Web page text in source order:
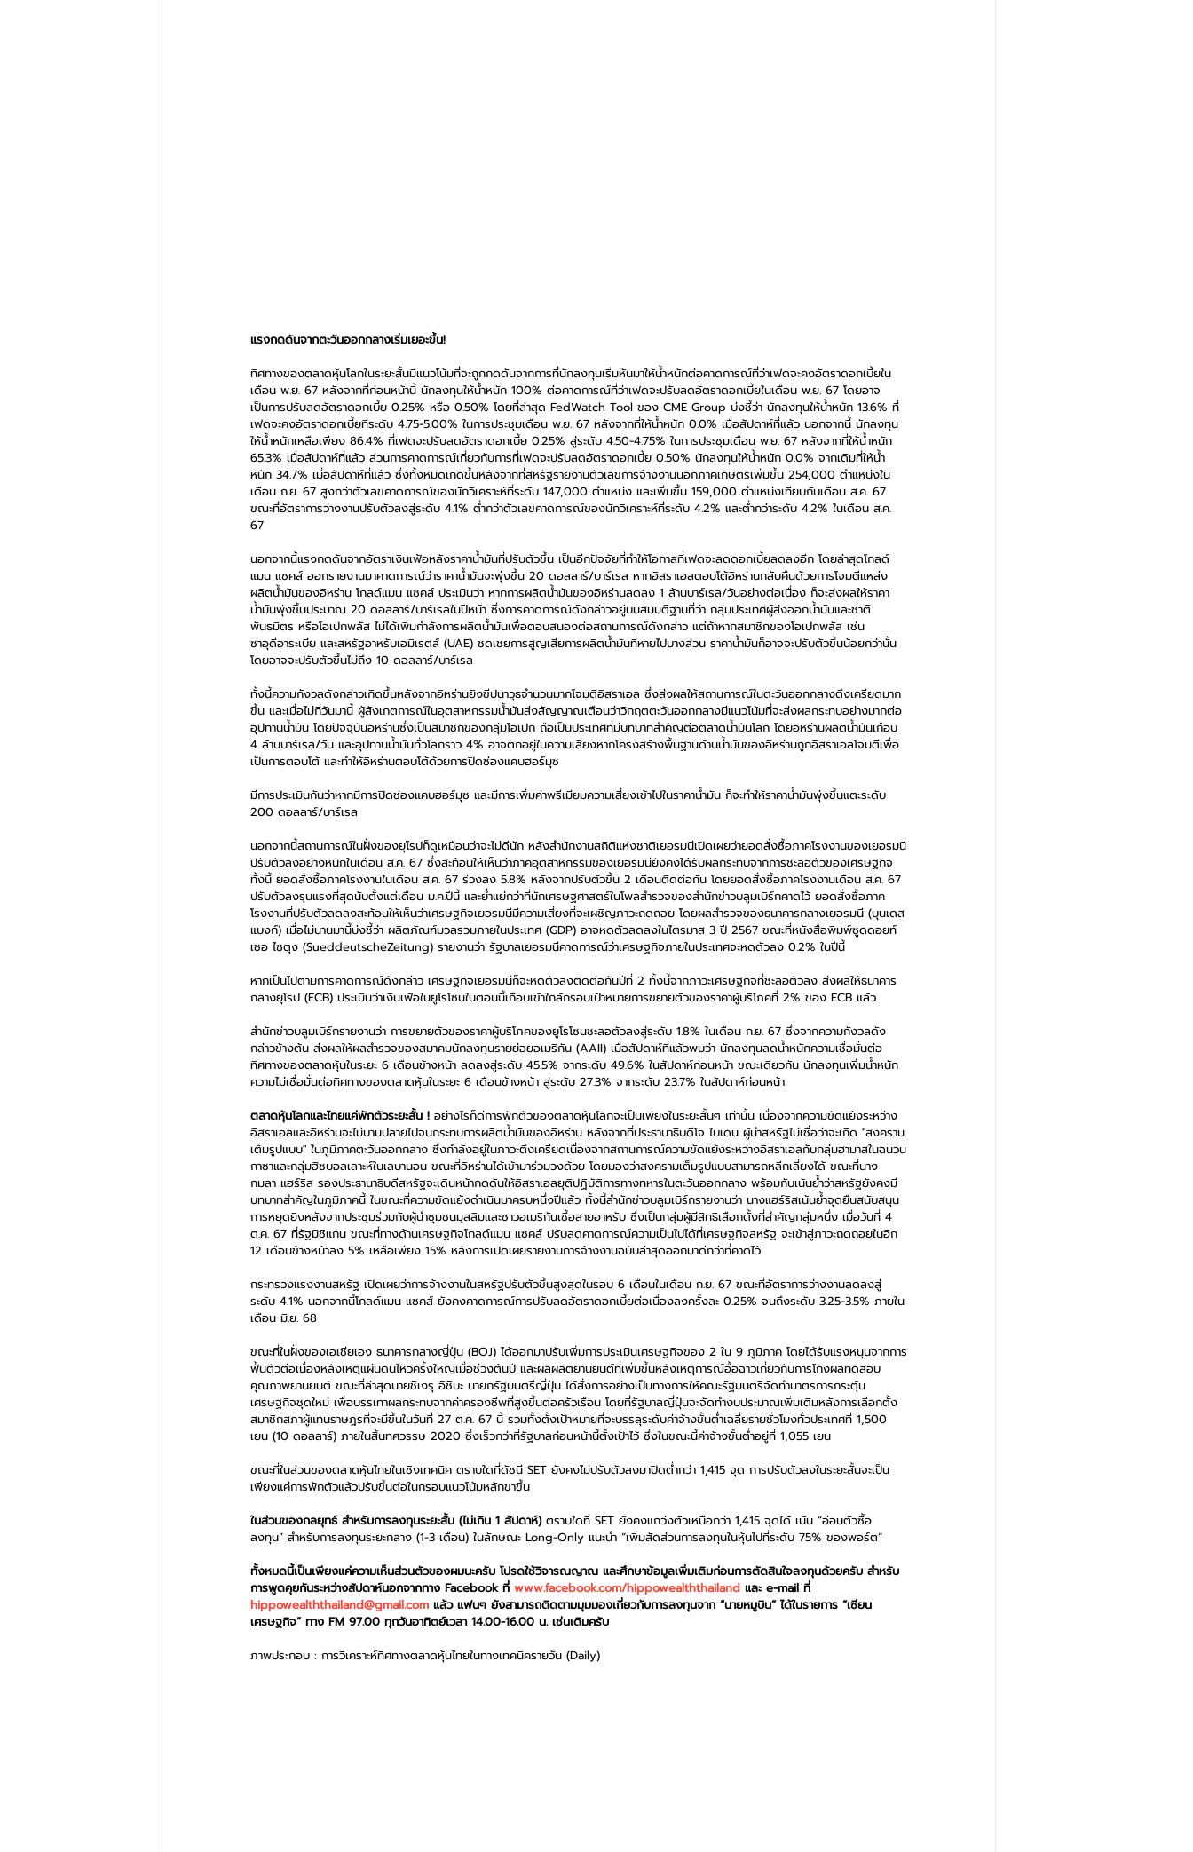
แรงกดดันจากตะวันออกกลางเริ่มเยอะขึ้น!
ทิศทางของตลาดหุ้นโลกในระยะสั้นมีแนวโน้มที่จะถูกกดดันจากการที่นักลงทุนเริ่มหันมาให้น้ำหนักต่อคาดการณ์ที่ว่าเฟดจะคงอัตราดอกเบี้ยใน
เดือน พ.ย. 67 หลังจากที่ก่อนหน้านี้ นักลงทุนให้น้ำหนัก 100% ต่อคาดการณ์ที่ว่าเฟดจะปรับลดอัตราดอกเบี้ยในเดือน พ.ย. 67 โดยอาจ
เป็นการปรับลดอัตราดอกเบี้ย 0.25% หรือ 0.50% โดยที่ล่าสุด FedWatch Tool ของ CME Group บ่งชี้ว่า นักลงทุนให้น้ำหนัก 13.6% ที่
เฟดจะคงอัตราดอกเบี้ยที่ระดับ 4.75-5.00% ในการประชุมเดือน พ.ย. 67 หลังจากที่ให้น้ำหนัก 0.0% เมื่อสัปดาห์ที่แล้ว นอกจากนี้ นักลงทุน
ให้น้ำหนักเหลือเพียง 86.4% ที่เฟดจะปรับลดอัตราดอกเบี้ย 0.25% สู่ระดับ 4.50-4.75% ในการประชุมเดือน พ.ย. 67 หลังจากที่ให้น้ำหนัก
65.3% เมื่อสัปดาห์ที่แล้ว ส่วนการคาดการณ์เกี่ยวกับการที่เฟดจะปรับลดอัตราดอกเบี้ย 0.50% นักลงทุนให้น้ำหนัก 0.0% จากเดิมที่ให้น้ำ
หนัก 34.7% เมื่อสัปดาห์ที่แล้ว ซึ่งทั้งหมดเกิดขึ้นหลังจากที่สหรัฐรายงานตัวเลขการจ้างงานนอกภาคเกษตรเพิ่มขึ้น 254,000 ตำแหน่งใน
เดือน ก.ย. 67 สูงกว่าตัวเลขคาดการณ์ของนักวิเคราะห์ที่ระดับ 147,000 ตำแหน่ง และเพิ่มขึ้น 159,000 ตำแหน่งเทียบกับเดือน ส.ค. 67
ขณะที่อัตราการว่างงานปรับตัวลงสู่ระดับ 4.1% ต่ำกว่าตัวเลขคาดการณ์ของนักวิเคราะห์ที่ระดับ 4.2% และต่ำกว่าระดับ 4.2% ในเดือน ส.ค.
67
นอกจากนี้แรงกดดันจากอัตราเงินเฟ้อหลังราคาน้ำมันที่ปรับตัวขึ้น เป็นอีกปัจจัยที่ทำให้โอกาสที่เฟดจะลดดอกเบี้ยลดลงอีก โดยล่าสุดโกลด์
แมน แซคส์ ออกรายงานมาคาดการณ์ว่าราคาน้ำมันจะพุ่งขึ้น 20 ดอลลาร์/บาร์เรล หากอิสราเอลตอบโต้อิหร่านกลับคืนด้วยการโจมตีแหล่ง
ผลิตน้ำมันของอิหร่าน โกลด์แมน แซคส์ ประเมินว่า หากการผลิตน้ำมันของอิหร่านลดลง 1 ล้านบาร์เรล/วันอย่างต่อเนื่อง ก็จะส่งผลให้ราคา
น้ำมันพุ่งขึ้นประมาณ 20 ดอลลาร์/บาร์เรลในปีหน้า ซึ่งการคาดการณ์ดังกล่าวอยู่บนสมมติฐานที่ว่า กลุ่มประเทศผู้ส่งออกน้ำมันและชาติ
พันธมิตร หรือโอเปกพลัส ไม่ได้เพิ่มกำลังการผลิตน้ำมันเพื่อตอบสนองต่อสถานการณ์ดังกล่าว แต่ถ้าหากสมาชิกของโอเปกพลัส เช่น
ซาอุดีอาระเบีย และสหรัฐอาหรับเอมิเรตส์ (UAE) ชดเชยการสูญเสียการผลิตน้ำมันที่หายไปบางส่วน ราคาน้ำมันก็อาจจะปรับตัวขึ้นน้อยกว่านั้น
โดยอาจจะปรับตัวขึ้นไม่ถึง 10 ดอลลาร์/บาร์เรล
ทั้งนี้ความกังวลดังกล่าวเกิดขึ้นหลังจากอิหร่านยิงขีปนาวุธจำนวนมากโจมตีอิสราเอล ซึ่งส่งผลให้สถานการณ์ในตะวันออกกลางตึงเครียดมาก
ขึ้น และเมื่อไม่กี่วันมานี้ ผู้สังเกตการณ์ในอุตสาหกรรมน้ำมันส่งสัญญาณเตือนว่าวิกฤตตะวันออกกลางมีแนวโน้มที่จะส่งผลกระทบอย่างมากต่อ
อุปทานน้ำมัน โดยปัจจุบันอิหร่านซึ่งเป็นสมาชิกของกลุ่มโอเปก ถือเป็นประเทศที่มีบทบาทสำคัญต่อตลาดน้ำมันโลก โดยอิหร่านผลิตน้ำมันเกือบ
4 ล้านบาร์เรล/วัน และอุปทานน้ำมันทั่วโลกราว 4% อาจตกอยู่ในความเสี่ยงหากโครงสร้างพื้นฐานด้านน้ำมันของอิหร่านถูกอิสราเอลโจมตีเพื่อ
เป็นการตอบโต้ และทำให้อิหร่านตอบโต้ด้วยการปิดช่องแคบฮอร์มุซ
มีการประเมินกันว่าหากมีการปิดช่องแคบฮอร์มุซ และมีการเพิ่มค่าพรีเมียมความเสี่ยงเข้าไปในราคาน้ำมัน ก็จะทำให้ราคาน้ำมันพุ่งขึ้นแตะระดับ
200 ดอลลาร์/บาร์เรล
นอกจากนี้สถานการณ์ในฝั่งของยุโรปก็ดูเหมือนว่าจะไม่ดีนัก หลังสำนักงานสถิติแห่งชาติเยอรมนีเปิดเผยว่ายอดสั่งซื้อภาคโรงงานของเยอรมนี
ปรับตัวลงอย่างหนักในเดือน ส.ค. 67 ซึ่งสะท้อนให้เห็นว่าภาคอุตสาหกรรมของเยอรมนียังคงได้รับผลกระทบจากการชะลอตัวของเศรษฐกิจ
ทั้งนี้ ยอดสั่งซื้อภาคโรงงานในเดือน ส.ค. 67 ร่วงลง 5.8% หลังจากปรับตัวขึ้น 2 เดือนติดต่อกัน โดยยอดสั่งซื้อภาคโรงงานเดือน ส.ค. 67
ปรับตัวลงรุนแรงที่สุดนับตั้งแต่เดือน ม.ค.ปีนี้ และย่ำแย่กว่าที่นักเศรษฐศาสตร์ในโพลสำรวจของสำนักข่าวบลูมเบิร์กคาดไว้ ยอดสั่งซื้อภาค
โรงงานที่ปรับตัวลดลงสะท้อนให้เห็นว่าเศรษฐกิจเยอรมนีมีความเสี่ยงที่จะเผชิญภาวะถดถอย โดยผลสำรวจของธนาคารกลางเยอรมนี (บุนเดส
แบงก์) เมื่อไม่นานมานี้บ่งชี้ว่า ผลิตภัณฑ์มวลรวมภายในประเทศ (GDP) อาจหดตัวลดลงในไตรมาส 3 ปี 2567 ขณะที่หนังสือพิมพ์ซูดดอยท์
เชอ ไซตุง (SueddeutscheZeitung) รายงานว่า รัฐบาลเยอรมนีคาดการณ์ว่าเศรษฐกิจภายในประเทศจะหดตัวลง 0.2% ในปีนี้
หากเป็นไปตามการคาดการณ์ดังกล่าว เศรษฐกิจเยอรมนีก็จะหดตัวลงติดต่อกันปีที่ 2 ทั้งนี้จากภาวะเศรษฐกิจที่ชะลอตัวลง ส่งผลให้ธนาคาร
กลางยุโรป (ECB) ประเมินว่าเงินเฟ้อในยูโรโซนในตอนนี้เกือบเข้าใกล้กรอบเป้าหมายการขยายตัวของราคาผู้บริโภคที่ 2% ของ ECB แล้ว
สำนักข่าวบลูมเบิร์กรายงานว่า การขยายตัวของราคาผู้บริโภคของยูโรโซนชะลอตัวลงสู่ระดับ 1.8% ในเดือน ก.ย. 67 ซึ่งจากความกังวลดัง
กล่าวข้างต้น ส่งผลให้ผลสำรวจของสมาคมนักลงทุนรายย่อยอเมริกัน (AAII) เมื่อสัปดาห์ที่แล้วพบว่า นักลงทุนลดน้ำหนักความเชื่อมั่นต่อ
ทิศทางของตลาดหุ้นในระยะ 6 เดือนข้างหน้า ลดลงสู่ระดับ 45.5% จากระดับ 49.6% ในสัปดาห์ก่อนหน้า ขณะเดียวกัน นักลงทุนเพิ่มน้ำหนัก
ความไม่เชื่อมั่นต่อทิศทางของตลาดหุ้นในระยะ 6 เดือนข้างหน้า สู่ระดับ 27.3% จากระดับ 23.7% ในสัปดาห์ก่อนหน้า
ตลาดหุ้นโลกและไทยแค่พักตัวระยะสั้น ! อย่างไรก็ดีการพักตัวของตลาดหุ้นโลกจะเป็นเพียงในระยะสั้นๆ เท่านั้น เนื่องจากความขัดแย้งระหว่าง
อิสราเอลและอิหร่านจะไม่บานปลายไปจนกระทบการผลิตน้ำมันของอิหร่าน หลังจากที่ประธานาธิบดีโจ ไบเดน ผู้นำสหรัฐไม่เชื่อว่าจะเกิด "สงคราม
เต็มรูปแบบ" ในภูมิภาคตะวันออกกลาง ซึ่งกำลังอยู่ในภาวะตึงเครียดเนื่องจากสถานการณ์ความขัดแย้งระหว่างอิสราเอลกับกลุ่มฮามาสในฉนวน
กาซาและกลุ่มฮิซบอลเลาะห์ในเลบานอน ขณะที่อิหร่านได้เข้ามาร่วมวงด้วย โดยมองว่าสงครามเต็มรูปแบบสามารถหลีกเลี่ยงได้ ขณะที่นาง
กมลา แฮร์ริส รองประธานาธิบดีสหรัฐจะเดินหน้ากดดันให้อิสราเอลยุติปฏิบัติการทางทหารในตะวันออกกลาง พร้อมกับเน้นย้ำว่าสหรัฐยังคงมี
บทบาทสำคัญในภูมิภาคนี้ ในขณะที่ความขัดแย้งดำเนินมาครบหนึ่งปีแล้ว ทั้งนี้สำนักข่าวบลูมเบิร์กรายงานว่า นางแฮร์ริสเน้นย้ำจุดยืนสนับสนุน
การหยุดยิงหลังจากประชุมร่วมกับผู้นำชุมชนมุสลิมและชาวอเมริกันเชื้อสายอาหรับ ซึ่งเป็นกลุ่มผู้มีสิทธิเลือกตั้งที่สำคัญกลุ่มหนึ่ง เมื่อวันที่ 4
ต.ค. 67 ที่รัฐมิชิแกน ขณะที่ทางด้านเศรษฐกิจโกลด์แมน แซคส์ ปรับลดคาดการณ์ความเป็นไปได้ที่เศรษฐกิจสหรัฐ จะเข้าสู่ภาวะถดถอยในอีก
12 เดือนข้างหน้าลง 5% เหลือเพียง 15% หลังการเปิดเผยรายงานการจ้างงานฉบับล่าสุดออกมาดีกว่าที่คาดไว้
กระทรวงแรงงานสหรัฐ เปิดเผยว่าการจ้างงานในสหรัฐปรับตัวขึ้นสูงสุดในรอบ 6 เดือนในเดือน ก.ย. 67 ขณะที่อัตราการว่างงานลดลงสู่
ระดับ 4.1% นอกจากนี้โกลด์แมน แซคส์ ยังคงคาดการณ์การปรับลดอัตราดอกเบี้ยต่อเนื่องลงครั้งละ 0.25% จนถึงระดับ 3.25-3.5% ภายใน
เดือน มิ.ย. 68
ขณะที่ในฝั่งของเอเชียเอง ธนาคารกลางญี่ปุ่น (BOJ) ได้ออกมาปรับเพิ่มการประเมินเศรษฐกิจของ 2 ใน 9 ภูมิภาค โดยได้รับแรงหนุนจากการ
ฟื้นตัวต่อเนื่องหลังเหตุแผ่นดินไหวครั้งใหญ่เมื่อช่วงต้นปี และผลผลิตยานยนต์ที่เพิ่มขึ้นหลังเหตุการณ์อื้อฉาวเกี่ยวกับการโกงผลทดสอบ
คุณภาพยานยนต์ ขณะที่ล่าสุดนายชิเงรุ อิชิบะ นายกรัฐมนตรีญี่ปุ่น ได้สั่งการอย่างเป็นทางการให้คณะรัฐมนตรีจัดทำมาตรการกระตุ้น
เศรษฐกิจชุดใหม่ เพื่อบรรเทาผลกระทบจากค่าครองชีพที่สูงขึ้นต่อครัวเรือน โดยที่รัฐบาลญี่ปุ่นจะจัดทำงบประมาณเพิ่มเติมหลังการเลือกตั้ง
สมาชิกสภาผู้แทนราษฎรที่จะมีขึ้นในวันที่ 27 ต.ค. 67 นี้ รวมทั้งตั้งเป้าหมายที่จะบรรลุระดับค่าจ้างขั้นต่ำเฉลี่ยรายชั่วโมงทั่วประเทศที่ 1,500
เยน (10 ดอลลาร์) ภายในสิ้นทศวรรษ 2020 ซึ่งเร็วกว่าที่รัฐบาลก่อนหน้านี้ตั้งเป้าไว้ ซึ่งในขณะนี้ค่าจ้างขั้นต่ำอยู่ที่ 1,055 เยน
ขณะที่ในส่วนของตลาดหุ้นไทยในเชิงเทคนิค ตราบใดที่ดัชนี SET ยังคงไม่ปรับตัวลงมาปิดต่ำกว่า 1,415 จุด การปรับตัวลงในระยะสั้นจะเป็น
เพียงแค่การพักตัวแล้วปรับขึ้นต่อในกรอบแนวโน้มหลักขาขึ้น
ในส่วนของกลยุทธ์ สำหรับการลงทุนระยะสั้น (ไม่เกิน 1 สัปดาห์) ตราบใดที่ SET ยังคงแกว่งตัวเหนือกว่า 1,415 จุดได้ เน้น “อ่อนตัวซื้อ
ลงทุน” สำหรับการลงทุนระยะกลาง (1-3 เดือน) ในลักษณะ Long-Only แนะนำ “เพิ่มสัดส่วนการลงทุนในหุ้นไปที่ระดับ 75% ของพอร์ต”
ทั้งหมดนี้เป็นเพียงแค่ความเห็นส่วนตัวของผมนะครับ โปรดใช้วิจารณญาณ และศึกษาข้อมูลเพิ่มเติมก่อนการตัดสินใจลงทุนด้วยครับ สำหรับ
การพูดคุยกันระหว่างสัปดาห์นอกจากทาง Facebook ที่ www.facebook.com/hippowealththailand และ e-mail ที่
hippowealththailand@gmail.com แล้ว แฟนๆ ยังสามารถติดตามมุมมองเกี่ยวกับการลงทุนจาก “นายหมูบิน” ได้ในรายการ “เซียน
เศรษฐกิจ” ทาง FM 97.00 ทุกวันอาทิตย์เวลา 14.00-16.00 น. เช่นเดิมครับ
ภาพประกอบ : การวิเคราะห์ทิศทางตลาดหุ้นไทยในทางเทคนิครายวัน (Daily)